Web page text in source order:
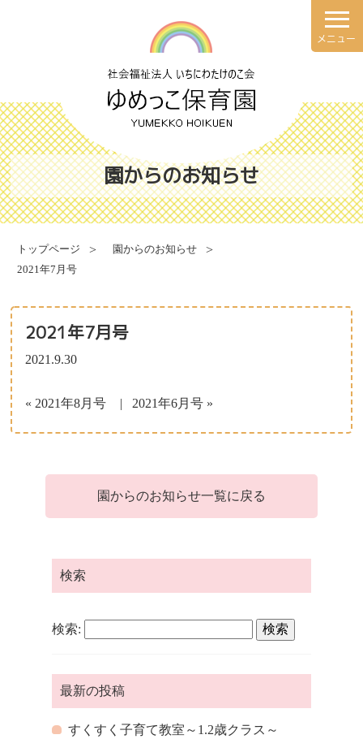
理念・方針
園の概要
施設案内
健康と安全・衛生・防災
園での一日
年間行事
子育て支援について
メニュー
園からのお知らせ
トップページ
園からのお知らせ
2021年7月号
2021年7月号
2021.9.30
« 2021年8月号 2021年6月号 »
園からのお知らせ一覧に戻る
検索
検索:
最新の投稿
すくすく子育て教室～1.2歳クラス～